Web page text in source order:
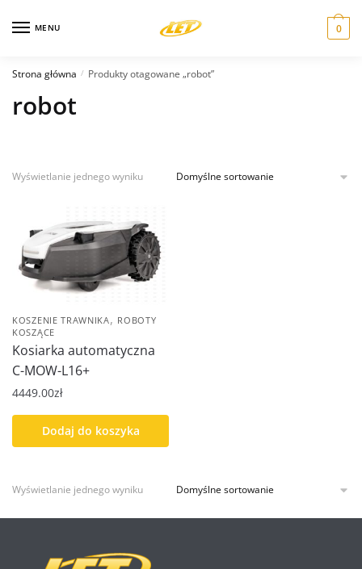
MENU 0
Strona główna / Produkty otagowane „robot”
robot
Wyświetlanie jednego wyniku
KOSZENIE TRAWNIKA, ROBOTY
KOSZĄCE
Kosiarka automatyczna
C-MOW-L16+
4449.00zł
Dodaj do koszyka
Wyświetlanie jednego wyniku